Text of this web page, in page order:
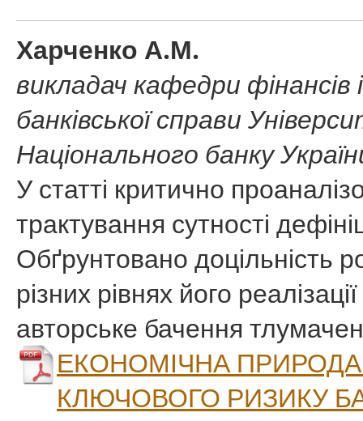
Харченко А.М.
викладач кафедри
банківської справи
Національного банку
У статті критично
трактування сутності
Обґрунтовано доцільність
різних рівнях його
авторське бачення
ЕКОНОМІЧНА
КЛЮЧОВОГО РИЗИКУ